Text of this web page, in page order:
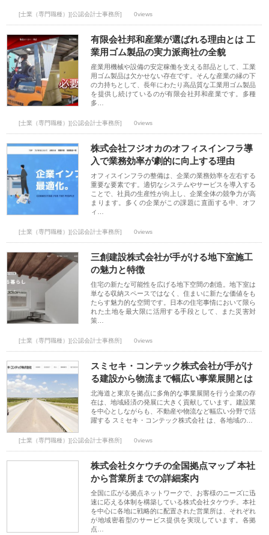
[士業（専門職種）][公認会計士事務所] 0views
有限会社邦和産業が選ばれる理由とは 工
業用ゴム製品の実力派商社の全貌
産業用機械や設備の安定稼働を支える部品として、工業
用ゴム製品は欠かせない存在です。そんな産業の縁の下
の力持ちとして、長年にわたり高品質な工業用ゴム製品
を提供し続けているのが有限会社邦和産業です。多種
多…
[士業（専門職種）][公認会計士事務所] 0views
株式会社フジオカのオフィスインフラ導
入で業務効率が劇的に向上する理由
オフィスインフラの整備は、企業の業務効率を左右する
重要な要素です。適切なシステムやサービスを導入する
ことで、社員の生産性が向上し、企業全体の競争力が高
まります。多くの企業がこの課題に直面する中、オフ
ィ…
[士業（専門職種）][公認会計士事務所] 0views
三創建設株式会社が手がける地下室施工
の魅力と特徴
住宅の新たな可能性を広げる地下空間の創造。地下室は
単なる収納スペースではなく、住まいに新たな価値をも
たらす魅力的な空間です。日本の住宅事情において限ら
れた土地を最大限に活用する手段として、また災害対
策…
[士業（専門職種）][公認会計士事務所] 0views
スミセキ・コンテック株式会社が手がけ
る建設から物流まで幅広い事業展開とは
北海道と東京を拠点に多角的な事業展開を行う企業の存
在は、地域経済の発展に大きく貢献しています。建設業
を中心としながらも、不動産や物流など幅広い分野で活
躍する スミセキ・コンテック株式会社 は、各地域の…
[士業（専門職種）][公認会計士事務所] 0views
株式会社タケウチの全国拠点マップ 本社
から営業所までの詳細案内
全国に広がる拠点ネットワークで、お客様のニーズに迅
速に応える体制を構築している株式会社タケウチ。本社
を中心に各地に戦略的に配置された営業所は、それぞれ
が地域密着型のサービス提供を実現しています。各拠
点…